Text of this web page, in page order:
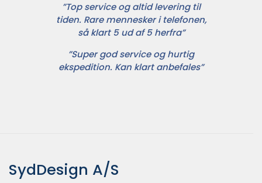
”Top service og altid levering til
tiden. Rare mennesker i telefonen,
så klart 5 ud af 5 herfra”
”Super god service og hurtig
ekspedition. Kan klart anbefales”
SydDesign A/S